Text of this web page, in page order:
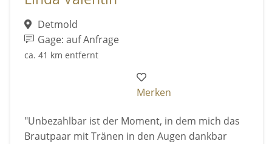
Detmold
Gage: auf Anfrage
ca. 41 km entfernt
Merken
"Unbezahlbar ist der Moment, in dem mich das
Brautpaar mit Tränen in den Augen dankbar